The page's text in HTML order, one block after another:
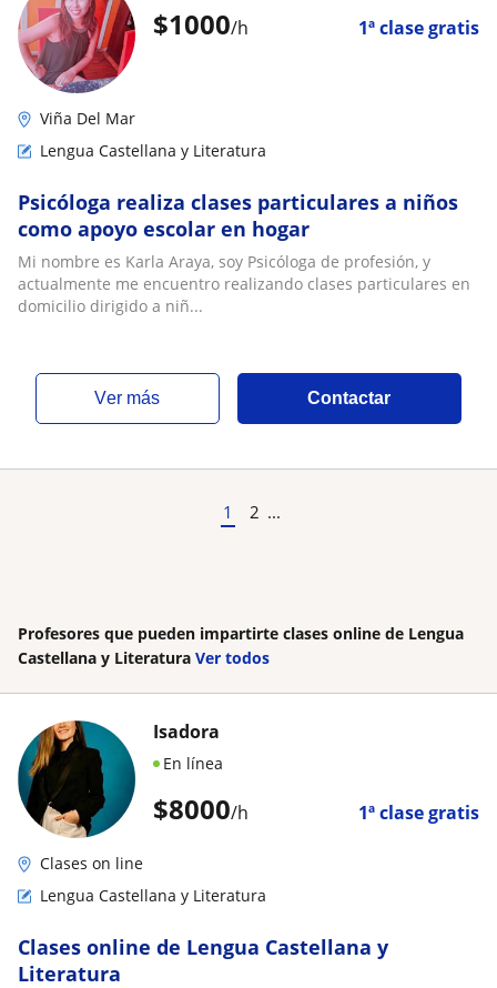
$1000/h 1ª clase gratis
Viña Del Mar
Lengua Castellana y Literatura
Psicóloga realiza clases particulares a niños
como apoyo escolar en hogar
Mi nombre es Karla Araya, soy Psicóloga de profesión, y
actualmente me encuentro realizando clases particulares en
domicilio dirigido a niñ...
ver más Contactar
1 2 ...
Profesores que pueden impartirte clases online de Lengua
Castellana y Literatura Ver todos
$8000/h 1ª clase gratis
Isadora
En línea
Clases on line
Lengua Castellana y Literatura
Clases online de Lengua Castellana y
Literatura